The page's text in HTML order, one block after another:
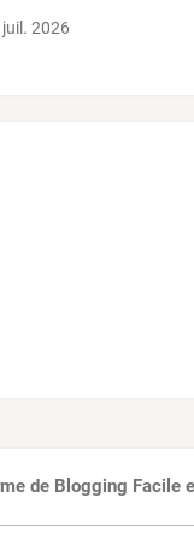
2026
de Blogging Facile